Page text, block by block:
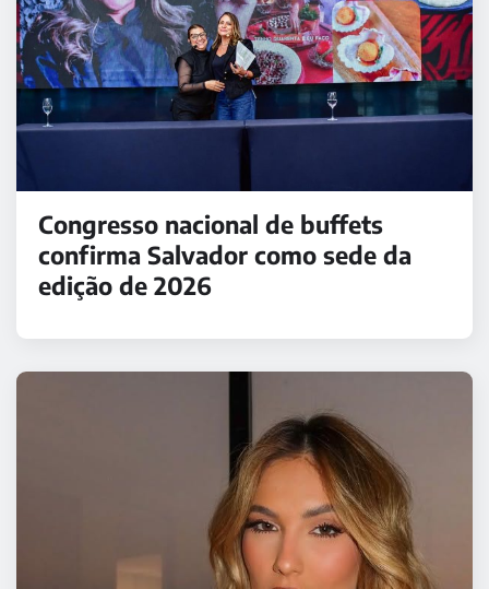
Congresso nacional de buffets
confirma Salvador como sede da
edição de 2026